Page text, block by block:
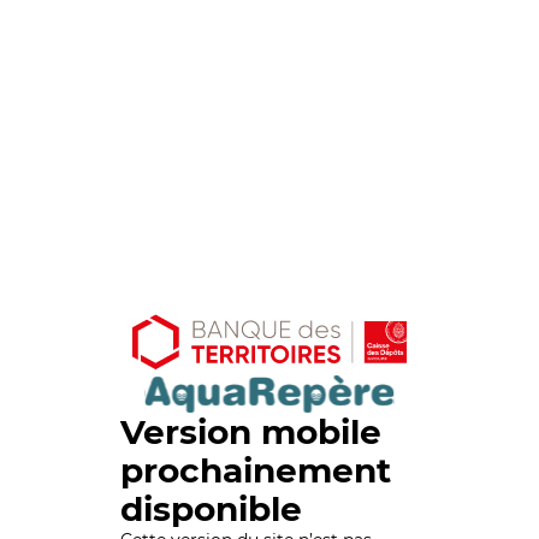
Version mobile
prochainement
disponible